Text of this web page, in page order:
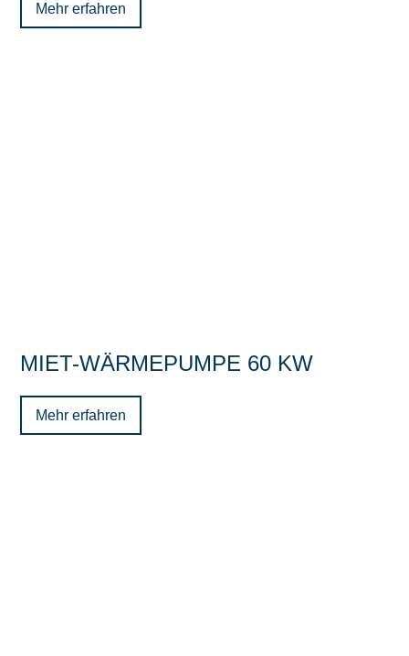
Mehr erfahren
MIET-WÄRMEPUMPE 60 KW
Mehr erfahren